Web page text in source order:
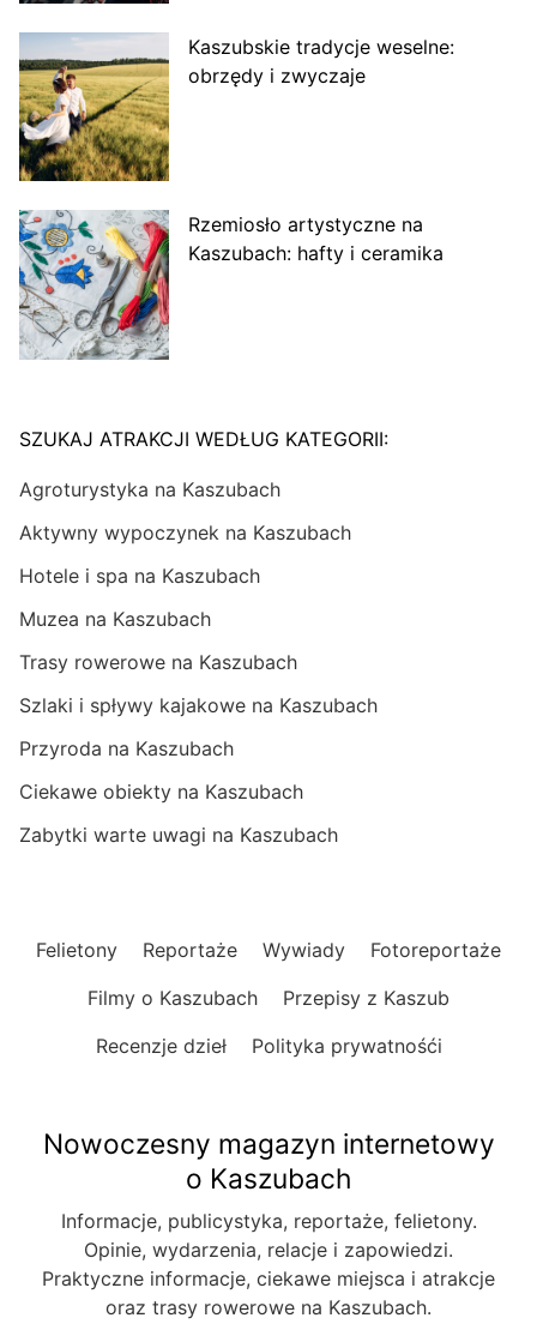
Kaszubskie tradycje weselne:
obrzędy i zwyczaje
Rzemiosło artystyczne na
Kaszubach: hafty i ceramika
SZUKAJ ATRAKCJI WEDŁUG KATEGORII:
Agroturystyka na Kaszubach
Aktywny wypoczynek na Kaszubach
Hotele i spa na Kaszubach
Muzea na Kaszubach
Trasy rowerowe na Kaszubach
Szlaki i spływy kajakowe na Kaszubach
Przyroda na Kaszubach
Ciekawe obiekty na Kaszubach
Zabytki warte uwagi na Kaszubach
Felietony Reportaże Wywiady
Fotoreportaże
Filmy o Kaszubach
Przepisy z Kaszub
Recenzje dzieł
Polityka prywatnośći
Nowoczesny magazyn internetowy
o Kaszubach
Informacje, publicystyka, reportaże, felietony.
Opinie, wydarzenia, relacje i zapowiedzi.
Praktyczne informacje, ciekawe miejsca i atrakcje
oraz trasy rowerowe na Kaszubach.